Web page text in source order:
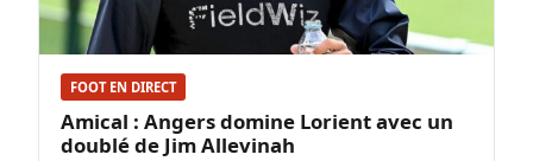
FOOT EN DIRECT
Amical : Angers domine Lorient avec un
doublé de Jim Allevinah